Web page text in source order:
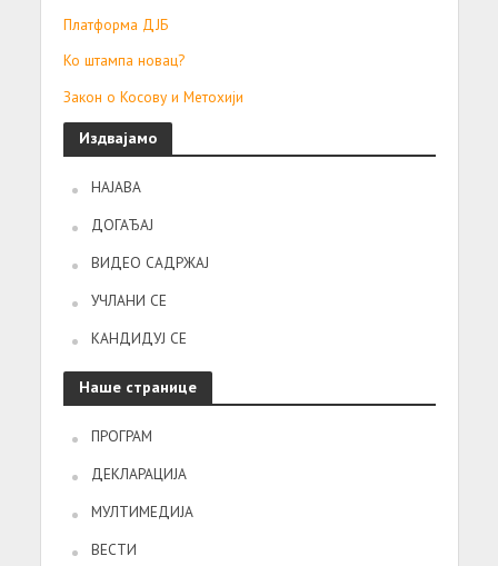
Платформа ДЈБ
Ко штампа новац?
Закон о Косову и Метохији
Издвајамо
НАЈАВА
ДОГАЂАЈ
ВИДЕО САДРЖАЈ
УЧЛАНИ СЕ
КАНДИДУЈ СЕ
Наше странице
ПРОГРАМ
ДЕКЛАРАЦИЈА
МУЛТИМЕДИЈА
ВЕСТИ